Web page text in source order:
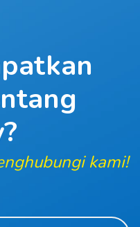
kami!